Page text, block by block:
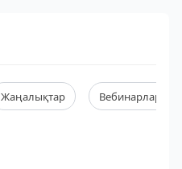
Жаңалықтар Вебинарлар